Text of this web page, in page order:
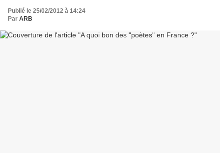
Publié le 25/02/2012 à 14:24
Par ARB